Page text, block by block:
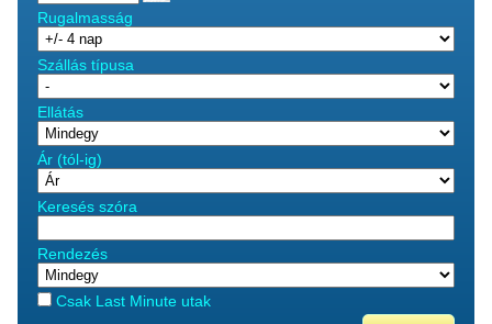
Rugalmasság
Szállás típusa
Ellátás
Ár (tól-ig)
Keresés szóra
Rendezés
Csak Last Minute utak